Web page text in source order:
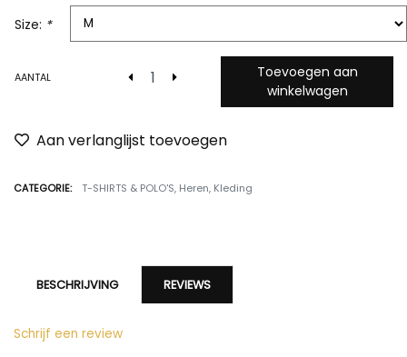
Size: *
AANTAL
Toevoegen aan
winkelwagen
Aan verlanglijst toevoegen
CATEGORIE: T-SHIRTS & POLO'S, Heren, Kleding
BESCHRIJVING REVIEWS
Schrijf een review